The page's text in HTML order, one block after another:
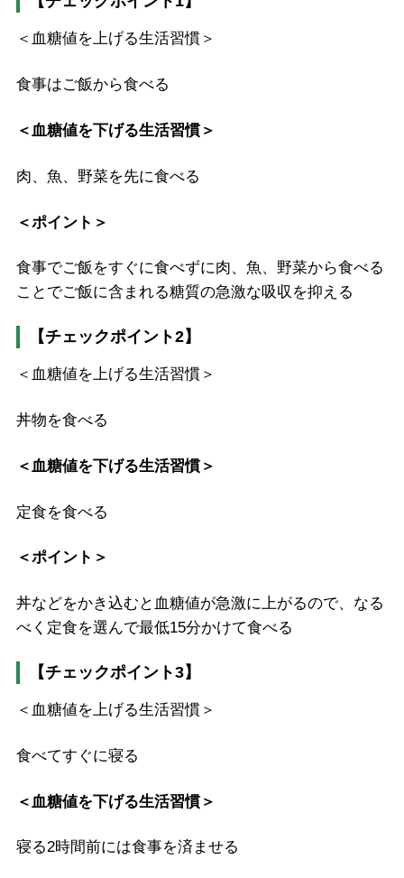
＜血糖値を上げる生活習慣＞
食事はご飯から食べる
＜血糖値を下げる生活習慣＞
肉、魚、野菜を先に食べる
＜ポイント＞
食事でご飯をすぐに食べずに肉、魚、野菜から食べる
ことでご飯に含まれる糖質の急激な吸収を抑える
【チェックポイント2】
＜血糖値を上げる生活習慣＞
丼物を食べる
＜血糖値を下げる生活習慣＞
定食を食べる
＜ポイント＞
丼などをかき込むと血糖値が急激に上がるので、なる
べく定食を選んで最低15分かけて食べる
【チェックポイント3】
＜血糖値を上げる生活習慣＞
食べてすぐに寝る
＜血糖値を下げる生活習慣＞
寝る2時間前には食事を済ませる